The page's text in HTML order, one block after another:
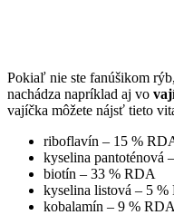
Pokiaľ nie ste fanúšikom
nachádza napríklad aj vo
vajíčka môžete nájsť tieto
riboflavín – 15 %
kyselina pantoténová
biotín – 33 % RDA
kyselina listová – 5 %
kobalamín – 9 % RDA